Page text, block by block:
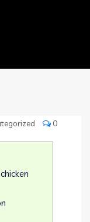
0